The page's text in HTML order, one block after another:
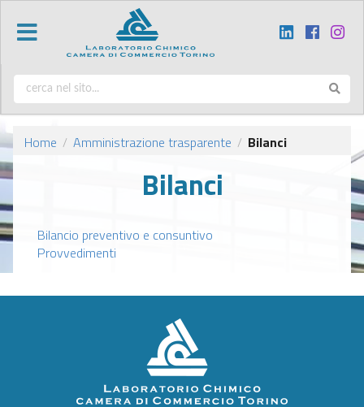
Home / Amministrazione trasparente / Bilanci
Bilanci
Bilancio preventivo e consuntivo
Provvedimenti